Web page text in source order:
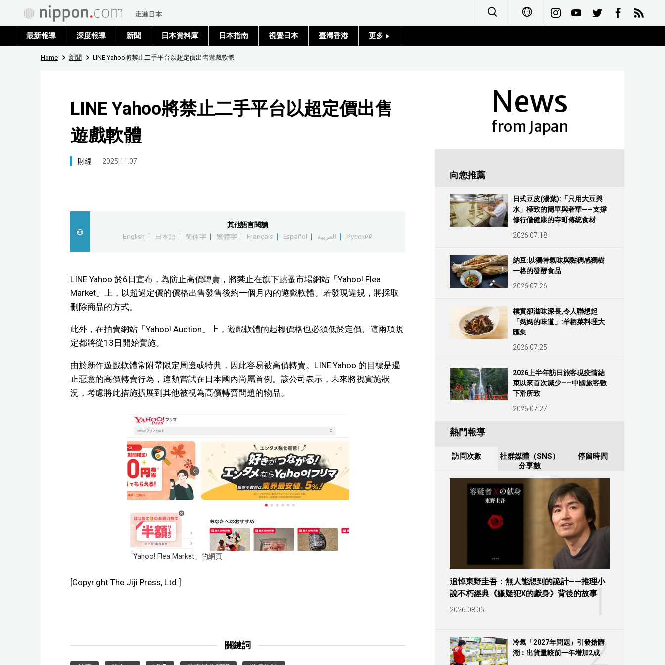
Français
最新報導 深度報導 新聞 日本資料庫 日本指南 視覺日本 臺灣香港 更多
政治外交
生活
東京
Home 新聞 LINE Yahoo將禁止二手平台以超定價出售遊戲軟體
LINE Yahoo將禁止二手平台以超定價出售
遊戲軟體
財經 2025.11.07
其他語言閱讀
English
日本語 简体字 繁體字 Français Español العربية Русский
LINE Yahoo 於6日宣布，為防止高價轉賣，將禁止在旗下跳蚤市場網站「Yahoo! Flea
Market」上，以超過定價的價格出售發售後約一個月內的遊戲軟體。若發現違規，將採取
刪除商品的方式。
此外，在拍賣網站「Yahoo! Auction」上，遊戲軟體的起標價格也必須低於定價。這兩項規
定都將從13日開始實施。
由於新作遊戲軟體常附帶限定周邊或特典，因此容易被高價轉賣。LINE Yahoo 的目標是遏
止惡意的高價轉賣行為，這類嘗試在日本國內尚屬首例。該公司表示，未來將視實施狀
況，考慮將此措施擴展到其他被視為高價轉賣問題的物品。
「Yahoo! Flea Market」的網頁
[Copyright The Jiji Press, Ltd.]
關鍵詞
News
from Japan
向您推薦
日式豆皮(湯葉):「只用大豆與
水」極致的簡單與奢華——支撐
修行僧健康的寺町傳統食材
2026.07.18
納豆:以獨特氣味與黏稠感獨樹
一格的發酵食品
2026.07.26
樸實卻滋味深長,令人聯想起
「媽媽的味道」:羊栖菜料理大
匯集
2026.07.25
2026上半年訪日旅客現疫情結
束以來首次減少——中國旅客數
下滑所致
2026.07.27
熱門報導
訪問次數
社群媒體（SNS）
分享數
停留時間
1
追悼東野圭吾：無人能想到的詭計——推理小
說不朽經典《嫌疑犯X的獻身》背後的故事
2026.08.05
2
冷氣「2027年問題」引發搶購
潮：出貨量較前一年增加2成